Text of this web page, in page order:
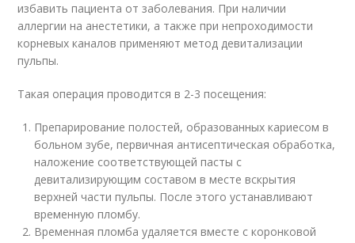
избавить пациента от заболевания. При наличии
аллергии на анестетики, а также при непроходимости
корневых каналов применяют метод девитализации
пульпы.
Такая операция проводится в 2-3 посещения:
Препарирование полостей, образованных кариесом в
больном зубе, первичная антисептическая обработка,
наложение соответствующей пасты с
девитализирующим составом в месте вскрытия
верхней части пульпы. После этого устанавливают
временную пломбу.
Временная пломба удаляется вместе с коронковой